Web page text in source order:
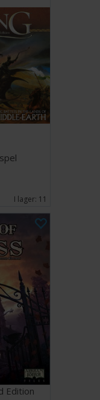
I lager: 11
Edition